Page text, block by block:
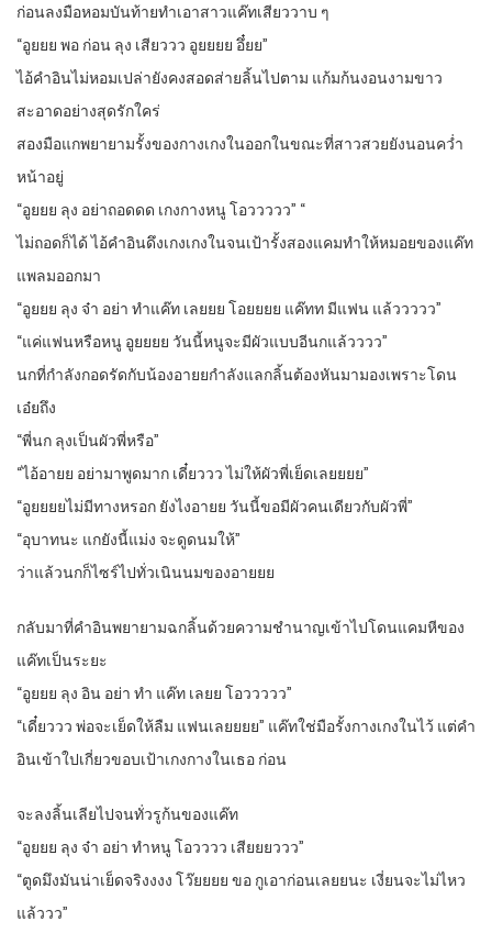
ก่อนลงมือหอมบันท้ายทำเอาสาวแค๊ทเสียววาบ ๆ
“อูยยย พอ ก่อน ลุง เสียววว อูยยยย อึ๋ยย”
ไอ้คำอินไม่หอมเปล่ายังคงสอดส่ายลิ้นไปตาม แก้มก้นงอนงามขาว
สะอาดอย่างสุดรักใคร่
สองมือแกพยายามรั้งของกางเกงในออกในขณะที่สาวสวยยังนอนคว่ำ
หน้าอยู่
“อูยยย ลุง อย่าถอดดด เกงกางหนู โอววววว” “
ไม่ถอดก็ได้ ไอ้คำอินดึงเกงเกงในจนเป้ารั้งสองแคมทำให้หมอยของแค๊ท
แพลมออกมา
“อูยยย ลุง จ๋า อย่า ทำแค๊ท เลยยย โอยยยย แค๊ทท มีแฟน แล้ววววว”
“แค่แฟนหรือหนู อูยยยย วันนี้หนูจะมีผัวแบบอีนกแล้วววว”
นกที่กำลังกอดรัดกับน้องอายยกำลังแลกลิ้นต้องหันมามองเพราะโดน
เอ๋ยถึง
“พี่นก ลุงเป็นผัวพี่หรือ”
“ไอ้อายย อย่ามาพูดมาก เดี๋ยววว ไม่ให้ผัวพี่เย็ดเลยยยย”
“อูยยยยไม่มีทางหรอก ยังไงอายย วันนี้ขอมีผัวคนเดียวกับผัวพี่”
“อุบาทนะ แกยังนี้แม่ง จะดูดนมให้”
ว่าแล้วนกก็ไซร์ไปทั่วเนินนมของอายยย
กลับมาที่คำอินพยายามฉกลิ้นด้วยความชำนาญเข้าไปโดนแคมหีของ
แค๊ทเป็นระยะ
“อูยยย ลุง อิน อย่า ทำ แค๊ท เลยย โอววววว”
“เดี๋ยววว พ่อจะเย็ดให้ลืม แฟนเลยยยย” แค๊ทใช่มือรั้งกางเกงในไว้ แต่คำ
อินเข้าใปเกี่ยวขอบเป้าเกงกางในเธอ ก่อน
จะลงลิ้นเลียไปจนทั่วรูก้นของแค๊ท
“อูยยย ลุง จ๋า อย่า ทำหนู โอวววว เสียยยววว”
“ตูดมึงมันน่าเย็ดจริงงงง โว๊ยยยย ขอ กูเอาก่อนเลยยนะ เงี่ยนจะไม่ไหว
แล้ววว”